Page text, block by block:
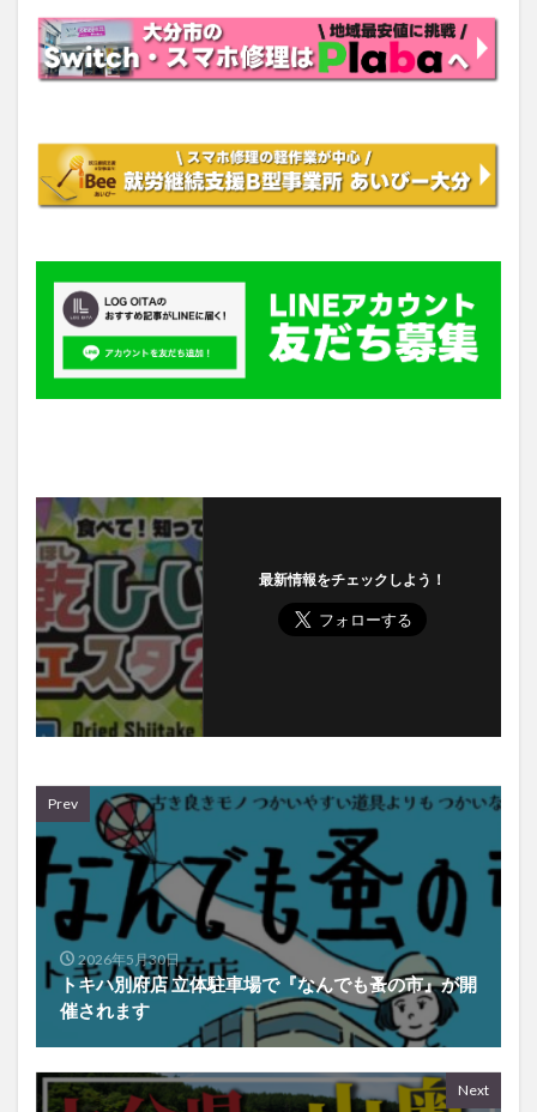
最新情報をチェックしよう！
Prev
2026年5月30日
トキハ別府店 立体駐車場で『なんでも蚤の市』が開
催されます
Next